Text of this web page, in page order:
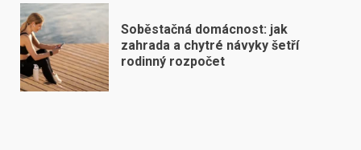
Soběstačná domácnost: jak
zahrada a chytré návyky šetří
rodinný rozpočet